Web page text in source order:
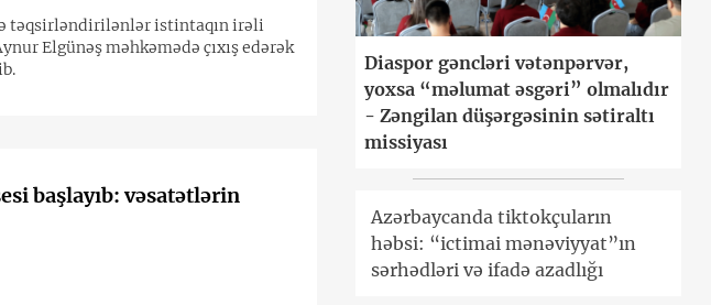
təqsirləndirilənlər istintaqın irəli
Elgünəş məhkəmədə çıxış edərək
başlayıb: vəsatətlərin
Diaspor gəncləri vətənpərvər,
yoxsa “məlumat əsgəri” olmalıdır
- Zəngilan düşərgəsinin sətiraltı
missiyası
Azərbaycanda tiktokçuların
həbsi: “ictimai mənəviyyat”ın
sərhədləri və ifadə azadlığı